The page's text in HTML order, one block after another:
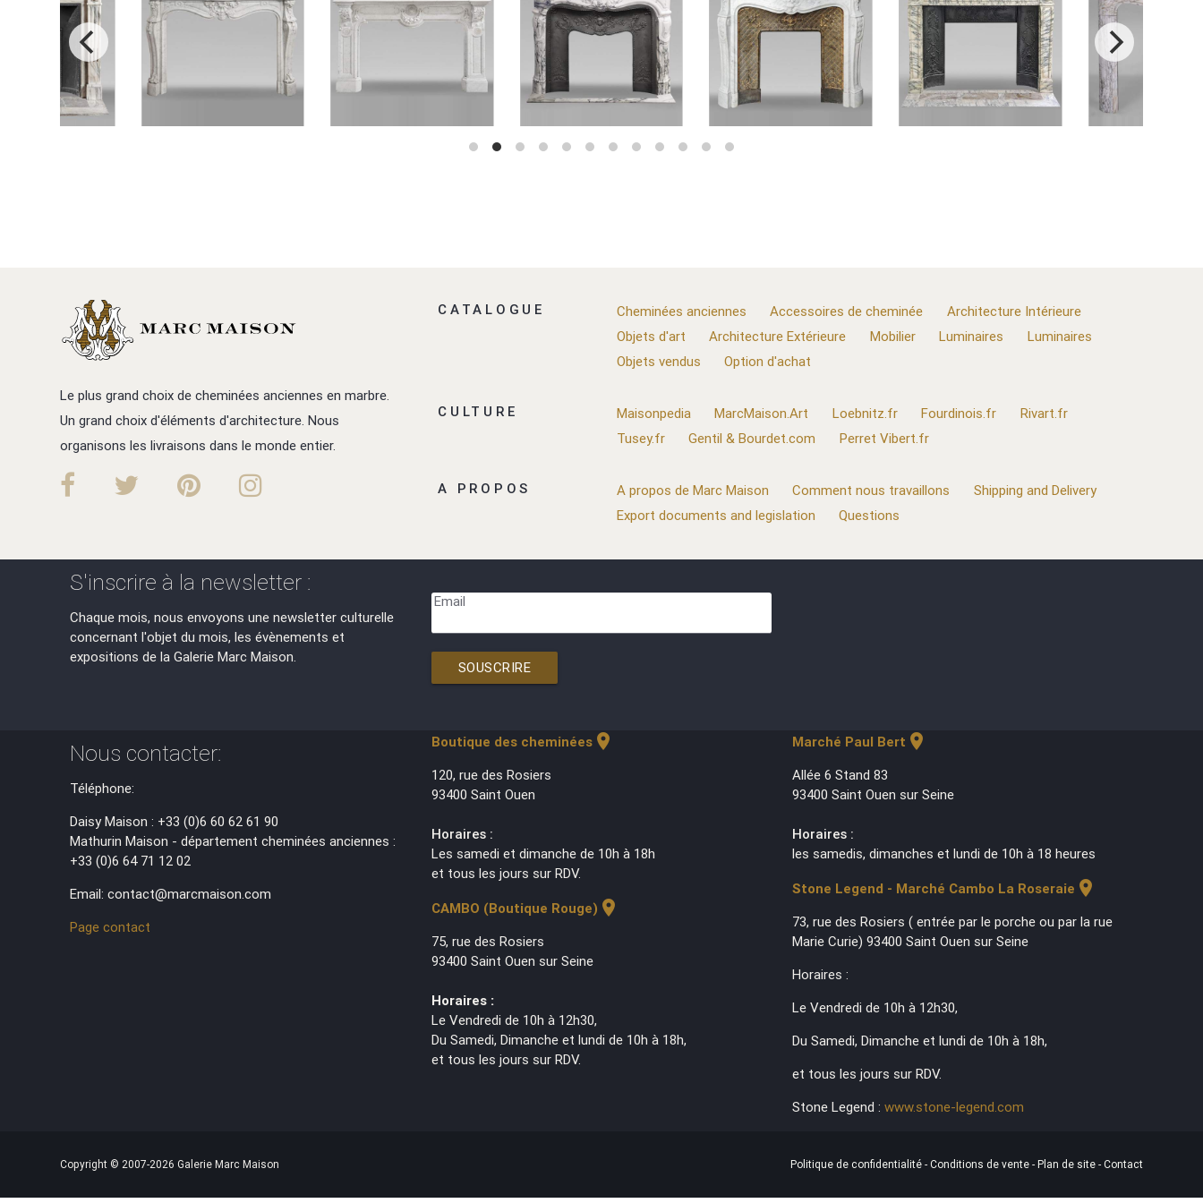
Le plus grand choix de cheminées anciennes en marbre.
Un grand choix d'éléments d'architecture. Nous
organisons les livraisons dans le monde entier.
CATALOGUE Cheminées anciennes Accessoires de cheminée
Architecture Intérieure
Objets d'art
Architecture Extérieure Mobilier Luminaires
Luminaires
Objets vendus
Option d'achat
CULTURE Maisonpedia MarcMaison.Art Loebnitz.fr Fourdinois.fr
Rivart.fr
Tusey.fr
Gentil & Bourdet.com Perret Vibert.fr
A PROPOS A propos de Marc Maison Comment nous travaillons
Shipping and Delivery
Export documents and legislation
Questions
S'inscrire à la newsletter :
Chaque mois, nous envoyons une newsletter culturelle
concernant l'objet du mois, les évènements et
expositions de la Galerie Marc Maison.
Email
SOUSCRIRE
Nous contacter:
Téléphone:
Daisy Maison : +33 (0)6 60 62 61 90
Mathurin Maison - département cheminées anciennes :
+33 (0)6 64 71 12 02
Email: contact@marcmaison.com
Page contact
Boutique des cheminéeslocation_on
120, rue des Rosiers
93400 Saint Ouen
Horaires :
Les samedi et dimanche de 10h à 18h
et tous les jours sur RDV.
CAMBO (Boutique Rouge) location_on
75, rue des Rosiers
93400 Saint Ouen sur Seine
Horaires :
Le Vendredi de 10h à 12h30,
Du Samedi, Dimanche et lundi de 10h à 18h,
et tous les jours sur RDV.
Marché Paul Bert location_on
Allée 6 Stand 83
93400 Saint Ouen sur Seine
Horaires :
les samedis, dimanches et lundi de 10h à 18 heures
Stone Legend - Marché Cambo La Roseraie location_on
73, rue des Rosiers ( entrée par le porche ou par la rue
Marie Curie) 93400 Saint Ouen sur Seine
Horaires :
Le Vendredi de 10h à 12h30,
Du Samedi, Dimanche et lundi de 10h à 18h,
et tous les jours sur RDV.
Stone Legend : www.stone-legend.com
Copyright © 2007-2026 Galerie Marc Maison Politique de confidentialité - Conditions de vente - Plan de site - Contact